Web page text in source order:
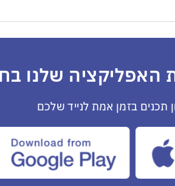
האפליקציה שלנו
תכנים בזמן אמת לנייד שלכם